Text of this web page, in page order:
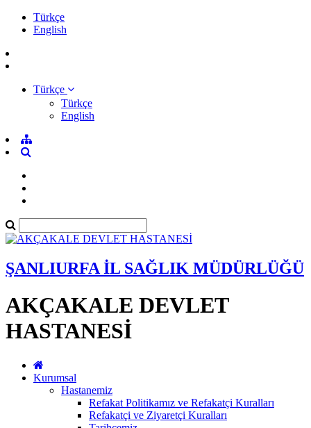
Türkçe
English
Türkçe
Türkçe
English
ŞANLIURFA İL SAĞLIK MÜDÜRLÜĞÜ
AKÇAKALE DEVLET
HASTANESİ
Kurumsal
Hastanemiz
Refakat Politikamız ve Refakatçi Kuralları
Refakatçi ve Ziyaretçi Kuralları